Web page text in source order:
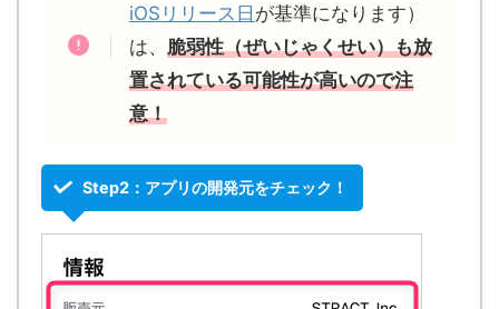
iOSリリース日 が基準になります）
は、 脆弱性（ぜいじゃくせい）も放
置されている可能性が高いので注
意！
Step2： アプリの開発元をチェック！